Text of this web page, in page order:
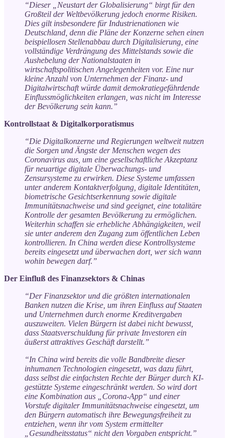
“Dieser „Neustart der Globalisierung“ birgt für den
Großteil der Weltbevölkerung jedoch enorme Risiken.
Dies gilt insbesondere für Industrienationen wie
Deutschland, denn die Pläne der Konzerne sehen einen
beispiellosen Stellenabbau durch Digitalisierung, eine
vollständige Verdrängung des Mittelstands sowie die
Aushebelung der Nationalstaaten in
wirtschaftspolitischen Angelegenheiten vor. Eine nur
kleine Anzahl von Unternehmen der Finanz- und
Digitalwirtschaft würde damit demokratiegefährdende
Einflussmöglichkeiten erlangen, was nicht im Interesse
der Bevölkerung sein kann.”
Kontrollstaat & Digitalkorporatismus
“Die Digitalkonzerne und Regierungen weltweit nutzen
die Sorgen und Ängste der Menschen wegen des
Coronavirus aus, um eine gesellschaftliche Akzeptanz
für neuartige digitale Überwachungs- und
Zensursysteme zu erwirken. Diese Systeme umfassen
unter anderem Kontaktverfolgung, digitale Identitäten,
biometrische Gesichtserkennung sowie digitale
Immunitätsnachweise und sind geeignet, eine totalitäre
Kontrolle der gesamten Bevölkerung zu ermöglichen.
Weiterhin schaffen sie erhebliche Abhängigkeiten, weil
sie unter anderem den Zugang zum öffentlichen Leben
kontrollieren. In China werden diese Kontrollsysteme
bereits eingesetzt und überwachen dort, wer sich wann
wohin bewegen darf.”
Der Einfluß des Finanzsektors & Chinas
“Der Finanzsektor und die größten internationalen
Banken nutzen die Krise, um ihren Einfluss auf Staaten
und Unternehmen durch enorme Kreditvergaben
auszuweiten. Vielen Bürgern ist dabei nicht bewusst,
dass Staatsverschuldung für private Investoren ein
äußerst attraktives Geschäft darstellt.”
“In China wird bereits die volle Bandbreite dieser
inhumanen Technologien eingesetzt, was dazu führt,
dass selbst die einfachsten Rechte der Bürger durch KI-
gestützte Systeme eingeschränkt werden. So wird dort
eine Kombination aus „Corona-App“ und einer
Vorstufe digitaler Immunitätsnachweise eingesetzt, um
den Bürgern automatisch ihre Bewegungsfreiheit zu
entziehen, wenn ihr vom System ermittelter
„Gesundheitsstatus“ nicht den Vorgaben entspricht.”